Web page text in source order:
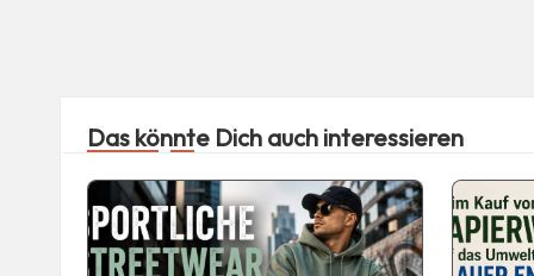
Das könnte Dich auch interessieren